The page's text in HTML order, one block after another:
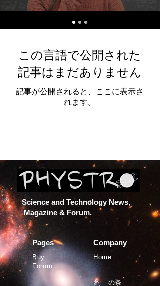
この言語で公開された
記事はまだありません
記事が公開されると、ここに表示さ
れます。
Science and Technology News,
Magazine & Forum.
Pages
Buy
Forum
Company
Home
約 の条